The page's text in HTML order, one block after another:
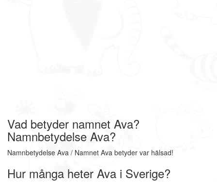
Vad betyder namnet Ava?
Namnbetydelse Ava?
Namnbetydelse Ava / Namnet Ava betyder var hälsad!
Hur många heter Ava i Sverige?